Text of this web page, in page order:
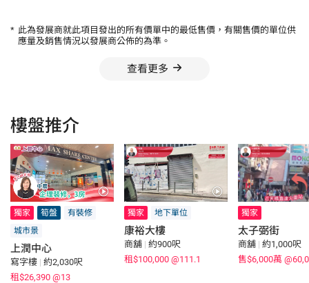
* 此為發展商就此項目發出的所有價單中的最低售價，有關售價的單位供
應量及銷售情況以發展商公佈的為準。
查看更多
樓盤推介
獨家 筍盤
有裝修
城市景
上潤中心
寫字樓 | 約2,030呎
租$26,390 @13
獨家 地下單位
康裕大樓
商舖 | 約900呎
租$100,000 @111.1
獨家
太子弼街
商舖 | 約1,000呎
售$6,000萬